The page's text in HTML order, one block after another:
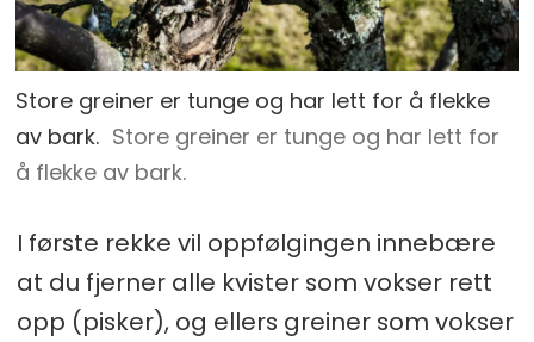
Store greiner er tunge og har lett for å flekke
av bark. Store greiner er tunge og har lett for
å flekke av bark.
I første rekke vil oppfølgingen innebære
at du fjerner alle kvister som vokser rett
opp (pisker), og ellers greiner som vokser